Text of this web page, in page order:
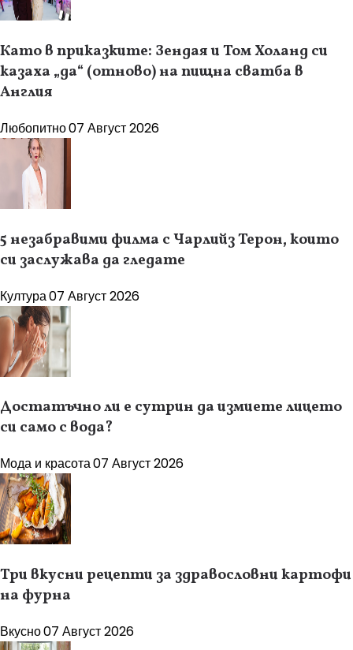
Като в приказките: Зендая и Том Холанд си
казаха „да“ (отново) на пищна сватба в
Англия
Любопитно07 Август 2026
5 незабравими филма с Чарлийз Терон, които
си заслужава да гледате
Култура07 Август 2026
Достатъчно ли е сутрин да измиете лицето
си само с вода?
Мода и красота07 Август 2026
Три вкусни рецепти за здравословни картофи
на фурна
Вкусно07 Август 2026